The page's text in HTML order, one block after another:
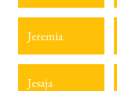
Jeremia
Jesaja